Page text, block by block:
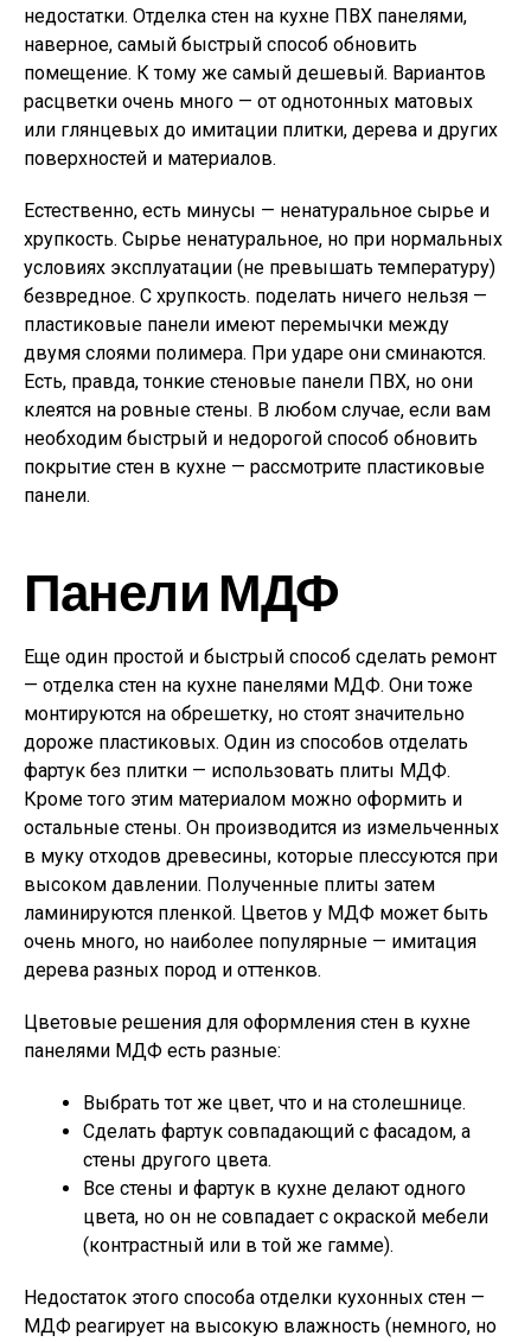
недостатки. Отделка стен на кухне ПВХ панелями,
наверное, самый быстрый способ обновить
помещение. К тому же самый дешевый. Вариантов
расцветки очень много — от однотонных матовых
или глянцевых до имитации плитки, дерева и других
поверхностей и материалов.
Естественно, есть минусы — ненатуральное сырье и
хрупкость. Сырье ненатуральное, но при нормальных
условиях эксплуатации (не превышать температуру)
безвредное. С хрупкость. поделать ничего нельзя —
пластиковые панели имеют перемычки между
двумя слоями полимера. При ударе они сминаются.
Есть, правда, тонкие стеновые панели ПВХ, но они
клеятся на ровные стены. В любом случае, если вам
необходим быстрый и недорогой способ обновить
покрытие стен в кухне — рассмотрите пластиковые
панели.
Панели МДФ
Еще один простой и быстрый способ сделать ремонт
— отделка стен на кухне панелями МДФ. Они тоже
монтируются на обрешетку, но стоят значительно
дороже пластиковых. Один из способов отделать
фартук без плитки — использовать плиты МДФ.
Кроме того этим материалом можно оформить и
остальные стены. Он производится из измельченных
в муку отходов древесины, которые плессуются при
высоком давлении. Полученные плиты затем
ламинируются пленкой. Цветов у МДФ может быть
очень много, но наиболее популярные — имитация
дерева разных пород и оттенков.
Цветовые решения для оформления стен в кухне
панелями МДФ есть разные:
Выбрать тот же цвет, что и на столешнице.
Сделать фартук совпадающий с фасадом, а
стены другого цвета.
Все стены и фартук в кухне делают одного
цвета, но он не совпадает с окраской мебели
(контрастный или в той же гамме).
Недостаток этого способа отделки кухонных стен —
МДФ реагирует на высокую влажность (немного, но